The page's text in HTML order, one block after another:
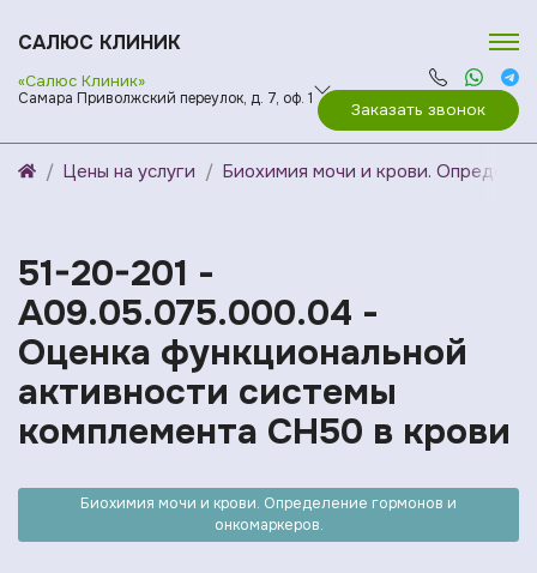
САЛЮС КЛИНИК
«Салюс Клиник»
Самара Приволжский переулок, д. 7, оф. 1
Заказать звонок
Цены на услуги Биохимия мочи и крови.
51-20-201 -
A09.05.075.000.04 -
Оценка функциональной
активности системы
комплемента CH50 в крови
Биохимия мочи и крови. Определение гормонов и
онкомаркеров.